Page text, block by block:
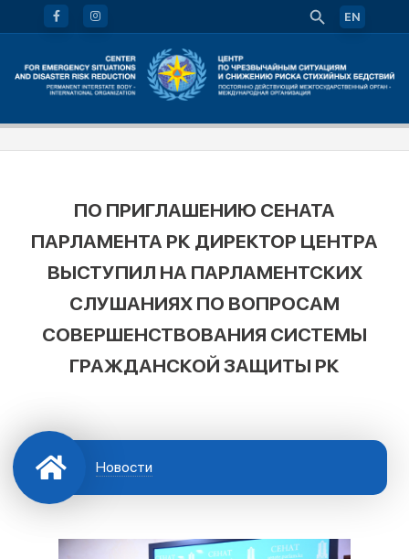
EN
ПО ПРИГЛАШЕНИЮ СЕНАТА
ПАРЛАМЕНТА РК ДИРЕКТОР ЦЕНТРА
ВЫСТУПИЛ НА ПАРЛАМЕНТСКИХ
СЛУШАНИЯХ ПО ВОПРОСАМ
СОВЕРШЕНСТВОВАНИЯ СИСТЕМЫ
ГРАЖДАНСКОЙ ЗАЩИТЫ РК
Новости